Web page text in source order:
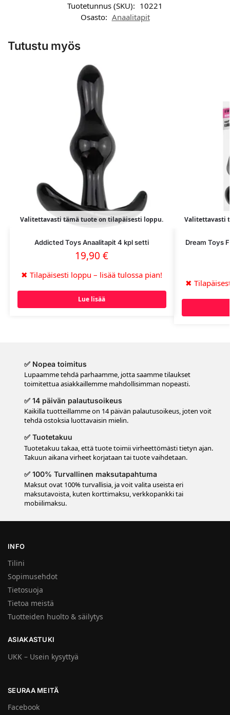
Tuotetunnus (SKU): 10221
Osasto: Anaalitapit
Tutustu myös
Valitettavasti tämä tuote on tilapäisesti loppu.
Addicted Toys Anaalitapit 4 kpl setti
19,90€
✖ Tilapäisesti loppu – lisää tulossa pian!
Lue lisää
Valitettavasti
Dream Toys
✖
✅ Nopea toimitus
Lupaamme tehdä parhaamme, jotta saamme tilaukset
toimitettua asiakkaillemme mahdollisimman nopeasti.
✅ 14 päivän palautusoikeus
Kaikilla tuotteillamme on 14 päivän palautusoikeus, joten voit
tehdä ostoksia luottavaisin mielin.
✅ Tuotetakuu
Tuotetakuu takaa, että tuote toimii virheettömästi tietyn ajan.
Takuun aikana virheet korjataan tai tuote vaihdetaan.
✅ 100% Turvallinen maksutapahtuma
Maksut ovat 100% turvallisia, ja voit valita useista eri
maksutavoista, kuten korttimaksu, verkkopankki tai
mobiilimaksu.
INFO
Tilini
Sopimusehdot
Tietosuoja
Tietoa meistä
Tuotteiden huolto & säilytys
ASIAKASTUKI
UKK – Usein kysyttyä
SEURAA MEITÄ
Facebook